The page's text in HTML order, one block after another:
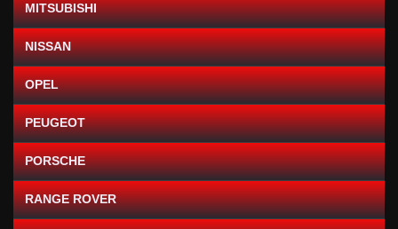
MITSUBISHI
NISSAN
OPEL
PEUGEOT
PORSCHE
RANGE ROVER